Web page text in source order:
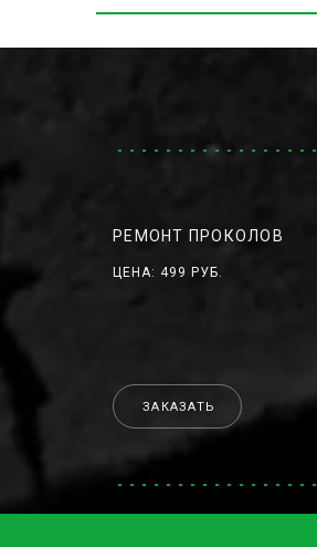
РЕМОНТ ПРОКОЛОВ
ЦЕНА: 499 РУБ.
ЗАКАЗАТЬ